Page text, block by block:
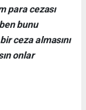
para cezası
bunu
ceza almasını
onlar